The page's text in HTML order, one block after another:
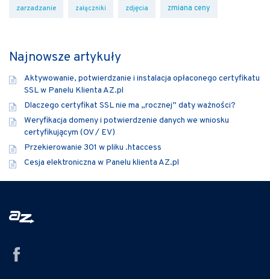
zarzadzanie załączniki zdjęcia zmiana ceny
Najnowsze artykuły
Aktywowanie, potwierdzanie i instalacja opłaconego certyfikatu
SSL w Panelu Klienta AZ.pl
Dlaczego certyfikat SSL nie ma „rocznej” daty ważności?
Weryfikacja domeny i potwierdzenie danych we wniosku
certyfikującym (OV / EV)
Przekierowanie 301 w pliku .htaccess
Cesja elektroniczna w Panelu klienta AZ.pl